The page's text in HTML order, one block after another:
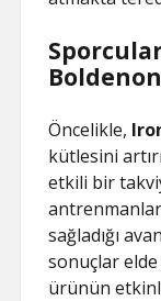
Öncelikle,
kütlesini
etkili bir
sağladığı
sonuçlar elde
ürünün